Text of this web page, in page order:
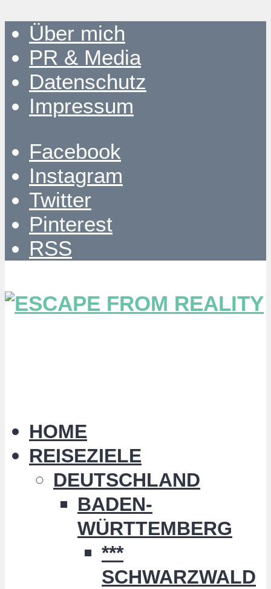
Über mich
PR & Media
Datenschutz
Impressum
Facebook
Instagram
Twitter
Pinterest
RSS
HOME
REISEZIELE
DEUTSCHLAND
BADEN-
WÜRTTEMBERG
***
SCHWARZWALD